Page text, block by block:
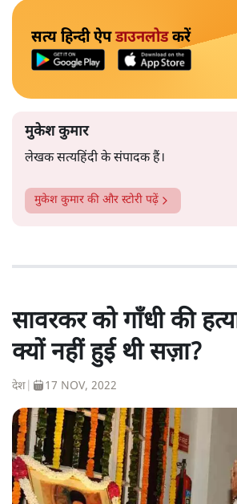
सत्य हिन्दी ऐपडाउनलोडकरें
मुकेश कुमार
लेखक सत्यहिंदी के संपादक हैं।
मुकेश कुमार की और स्टोरी पढ़ें
सावरकर को गाँधी की
क्यों नहीं हुई थी सज़ा?
देश 17 NOV, 2022